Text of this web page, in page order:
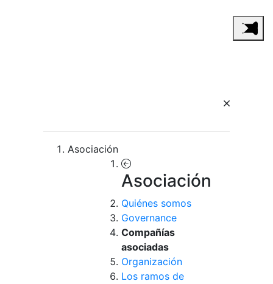
Asociación
Asociación
Quiénes somos
Governance
Compañías
asociadas
Organización
Los ramos de